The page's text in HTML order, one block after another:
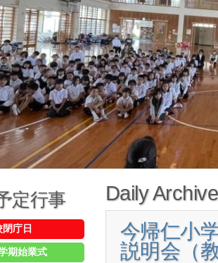
Daily
今帰仁小
説明会（
定行事
閉庁日
期始業式